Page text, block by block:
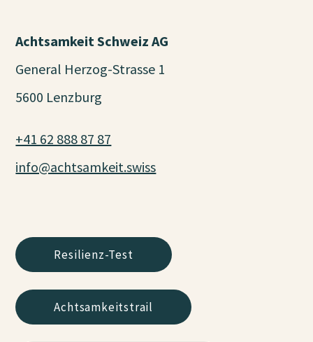
Achtsamkeit Schweiz AG
General Herzog-Strasse 1
5600 Lenzburg
+41 62 888 87 87
info@achtsamkeit.swiss
Resilienz-Test
Achtsamkeitstrail